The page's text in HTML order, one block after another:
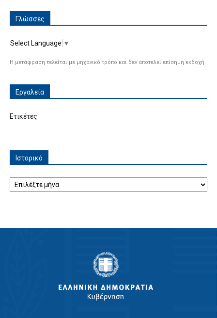
Γλώσσες
Select Language ▼
Η μετάφραση τελείται με μηχανικό τρόπο και δεν αποτελεί επίσημη εκδοχή.
Εργαλεία
Ετικέτες
Ιστορικό
Ιστορικό